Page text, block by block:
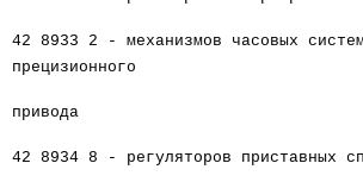
42 8933 2 - механизмов часовых
прецизионного
привода
42 8934 8 - регуляторов приставных